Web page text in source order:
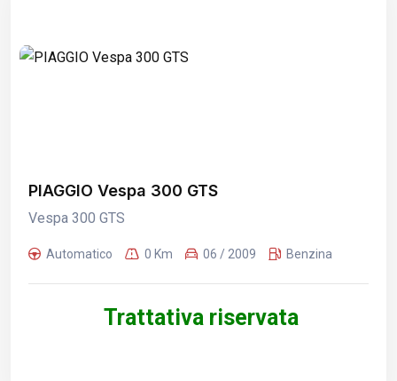
PIAGGIO Vespa 300 GTS
Vespa 300 GTS
Automatico 0 Km 06 / 2009 Benzina
Trattativa riservata